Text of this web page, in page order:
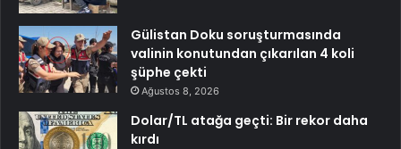
Gülistan Doku soruşturmasında
valinin konutundan çıkarılan 4 koli
şüphe çekti
Ağustos 8, 2026
Dolar/TL atağa geçti: Bir rekor daha
kırdı